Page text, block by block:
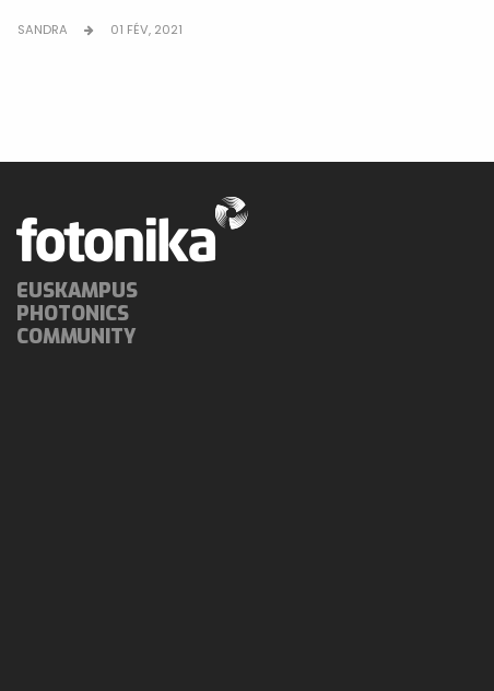
SANDRA 01 FÉV, 2021
EUSKAMPUS
PHOTONICS
COMMUNITY